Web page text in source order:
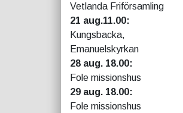
Vetlanda Friförsamling
21 aug.11.00:
Kungsbacka,
Emanuelskyrkan
28 aug. 18.00:
Fole missionshus
29 aug. 18.00:
Fole missionshus